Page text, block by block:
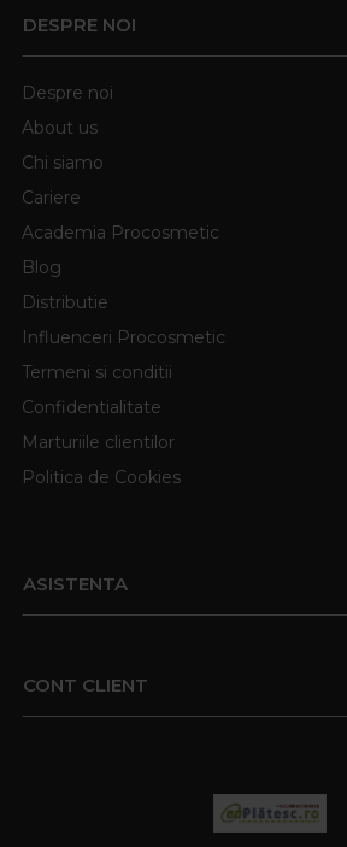
DESPRE NOI
Despre noi
About us
Chi siamo
Cariere
Academia Procosmetic
Blog
Distributie
Influenceri Procosmetic
Termeni si conditii
Confidentialitate
Marturiile clientilor
Politica de Cookies
ASISTENTA
CONT CLIENT